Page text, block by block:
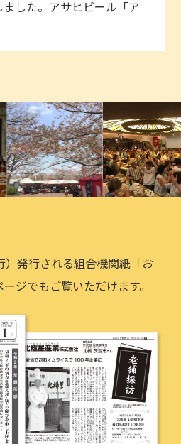
した。アサヒビール「ア
発行される組合機関紙「お
ジでもご覧いただけます。